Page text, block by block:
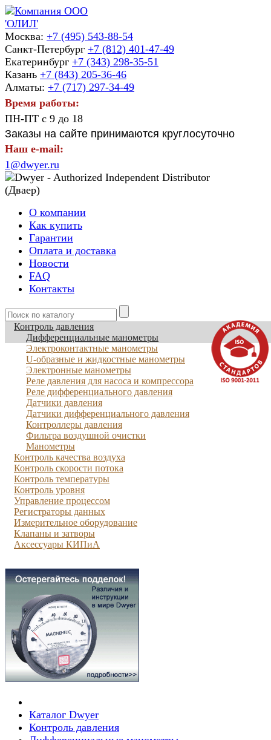
Москва: +7 (495) 543-88-54
Санкт-Петербург +7 (812) 401-47-49
Екатеринбург +7 (343) 298-35-51
Казань +7 (843) 205-36-46
Алматы: +7 (717) 297-34-49
Время работы:
ПН-ПТ с 9 до 18
Заказы на сайте принимаются круглосуточно
Наш e-mail:
1@dwyer.ru
О компании
Как купить
Гарантии
Оплата и доставка
Новости
FAQ
Контакты
Контроль давления
Дифференциальные манометры
Электроконтактные манометры
U-образные и жидкостные манометры
Электронные манометры
Реле давления для насоса и компрессора
Реле дифференциального давления
Датчики давления
Датчики дифференциального давления
Контроллеры давления
Фильтра воздушной очистки
Манометры
Контроль качества воздуха
Контроль скорости потока
Контроль температуры
Контроль уровня
Управление процессом
Регистраторы данных
Измерительное оборудование
Клапаны и затворы
Аксессуары КИПиА
Каталог Dwyer
Контроль давления